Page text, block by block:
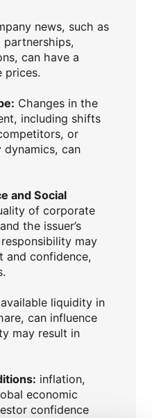
news, such as
partnerships,
can have a
prices.
Changes in the
including shifts
or
can
and Social
of corporate
the issuer’s
may
and confidence,
liquidity in
can influence
may result in
inflation,
economic
confidence